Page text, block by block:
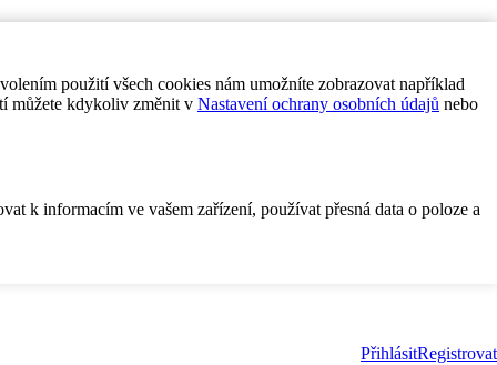
použití všech cookies nám umožníte zobrazovat například
můžete kdykoliv změnit v Nastavení ochrany osobních údajů nebo
k informacím ve vašem zařízení, používat přesná data o poloze a
PřihlásitRegistrovat